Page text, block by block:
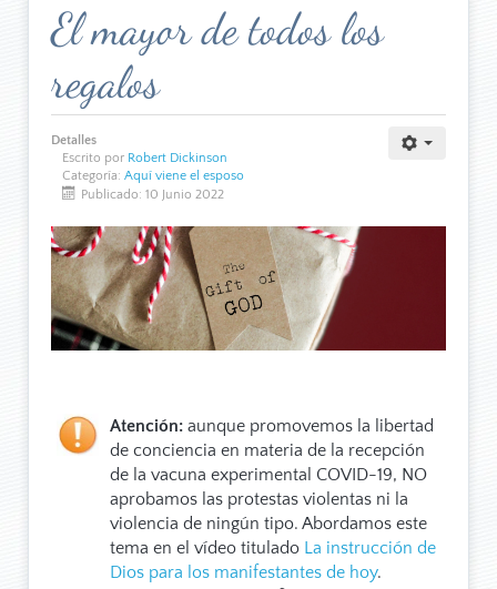
El mayor de todos los
regalos
Detalles
Escrito por Robert Dickinson
Categoría: Aquí viene el esposo
Publicado: 10 Junio 2022
Atención: aunque promovemos la libertad
de conciencia en materia de la recepción
de la vacuna experimental COVID-19, NO
aprobamos las protestas violentas ni la
violencia de ningún tipo. Abordamos este
tema en el vídeo titulado La instrucción de
Dios para los manifestantes de hoy.